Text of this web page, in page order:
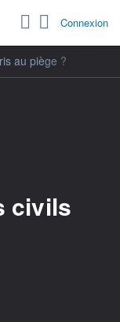
Connexion
au piège ?
civils